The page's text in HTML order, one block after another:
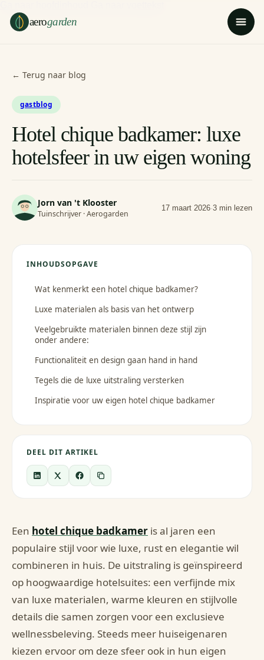
aerogarden
← Terug naar blog
gastblog
Hotel chique badkamer: luxe
hotelsfeer in uw eigen woning
Jorn van 't Klooster
Tuinschrijver · Aerogarden
17 maart 2026·3 min lezen
INHOUDSOPGAVE
Wat kenmerkt een hotel chique badkamer?
Luxe materialen als basis van het ontwerp
Veelgebruikte materialen binnen deze stijl zijn
onder andere:
Functionaliteit en design gaan hand in hand
Tegels die de luxe uitstraling versterken
Inspiratie voor uw eigen hotel chique badkamer
DEEL DIT ARTIKEL
Een hotel chique badkamer is al jaren een
populaire stijl voor wie luxe, rust en elegantie wil
combineren in huis. De uitstraling is geïnspireerd
op hoogwaardige hotelsuites: een verfijnde mix
van luxe materialen, warme kleuren en stijlvolle
details die samen zorgen voor een exclusieve
wellnessbeleving. Steeds meer huiseigenaren
kiezen ervoor om deze sfeer ook in hun eigen